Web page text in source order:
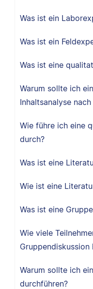
Was ist ein
Was ist ein
Was ist eine
Warum sollte ich
Inhaltsanalyse
Wie führe ich eine
durch?
Was ist eine
Wie ist eine
Was ist eine
Wie viele
Gruppendiskussion
Warum sollte ich
durchführen?